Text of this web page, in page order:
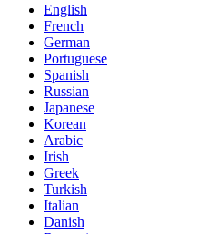
English
French
German
Portuguese
Spanish
Russian
Japanese
Korean
Arabic
Irish
Greek
Turkish
Italian
Danish